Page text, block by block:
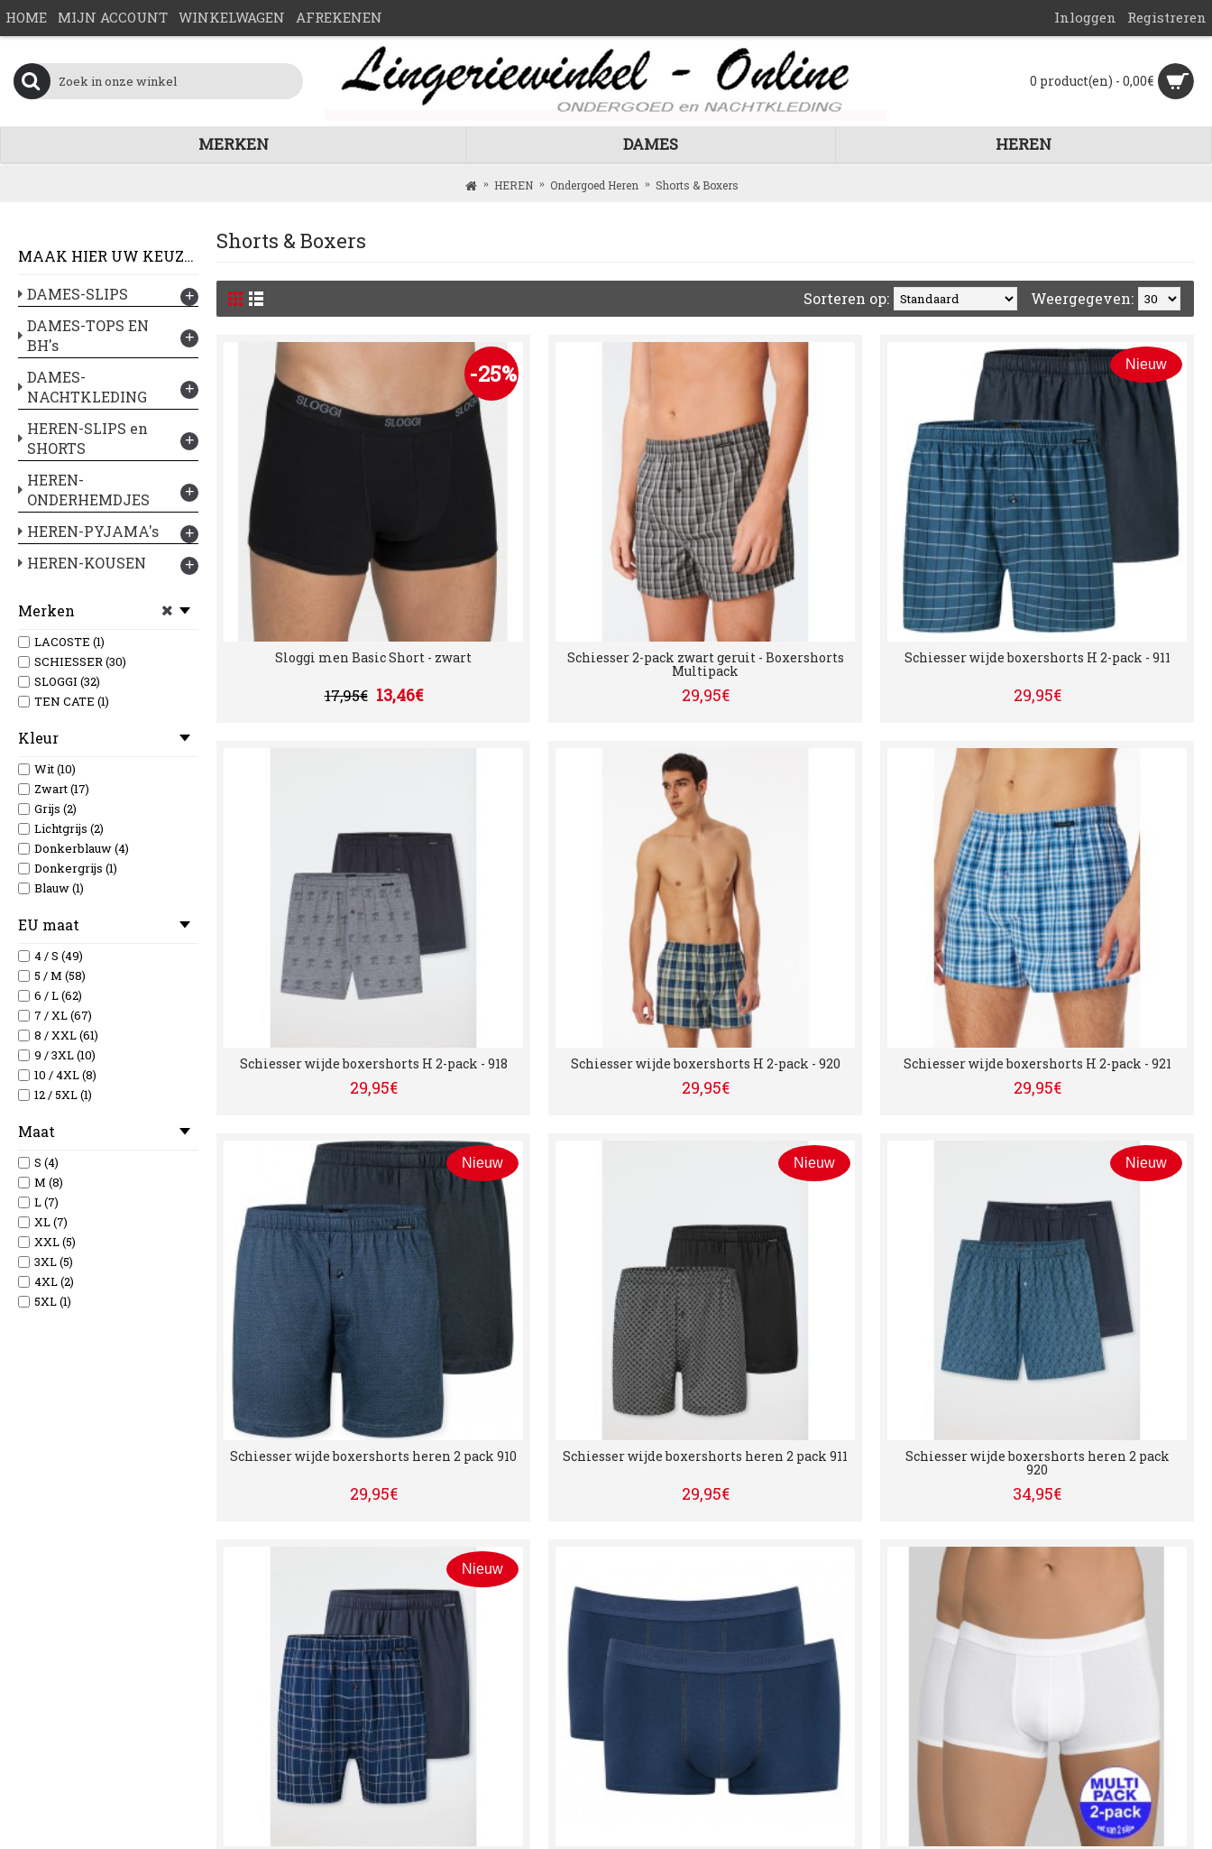
HOME MIJN ACCOUNT WINKELWAGEN AFREKENEN Inloggen Registreren
0 product(en) - 0,00€
MERKEN DAMES HEREN
HEREN Ondergoed Heren Shorts & Boxers
MAAK HIER UW KEUZE :
DAMES-SLIPS
+
DAMES-TOPS EN
BH's
+
DAMES-
NACHTKLEDING
+
HEREN-SLIPS en
SHORTS
+
HEREN-
ONDERHEMDJES
+
HEREN-PYJAMA's +
HEREN-KOUSEN +
Merken
LACOSTE (1)
SCHIESSER (30)
SLOGGI (32)
TEN CATE (1)
Kleur
Wit (10)
Zwart (17)
Grijs (2)
Lichtgrijs (2)
Donkerblauw (4)
Donkergrijs (1)
Blauw (1)
EU maat
4 / S (49)
5 / M (58)
6 / L (62)
7 / XL (67)
8 / XXL (61)
9 / 3XL (10)
10 / 4XL (8)
12 / 5XL (1)
Maat
S (4)
M (8)
L (7)
XL (7)
XXL (5)
3XL (5)
4XL (2)
5XL (1)
Shorts & Boxers
Weergegeven:
Sorteren op:
-25%
Sloggi men Basic Short - zwart
17,95€ 13,46€
Schiesser 2-pack zwart geruit - Boxershorts
Multipack
29,95€
Nieuw
Schiesser wijde boxershorts H 2-pack - 911
29,95€
Schiesser wijde boxershorts H 2-pack - 918
29,95€
Schiesser wijde boxershorts H 2-pack - 920
29,95€
Schiesser wijde boxershorts H 2-pack - 921
29,95€
Nieuw
Schiesser wijde boxershorts heren 2 pack 910
29,95€
Nieuw
Schiesser wijde boxershorts heren 2 pack 911
29,95€
Nieuw
Schiesser wijde boxershorts heren 2 pack
920
34,95€
Nieuw